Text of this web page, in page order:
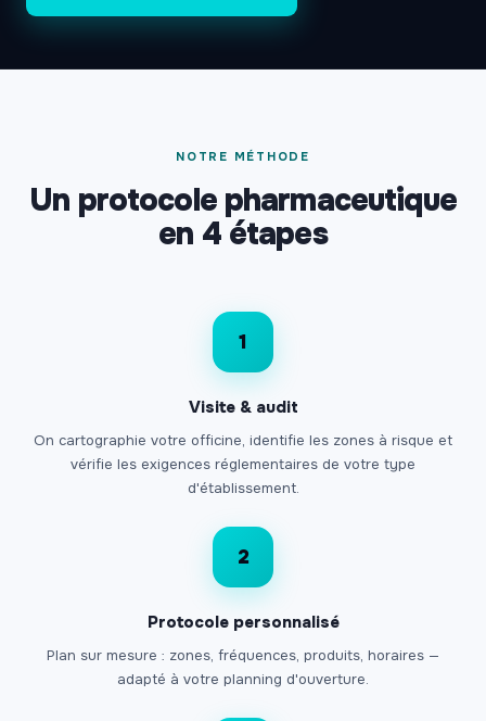
NOTRE MÉTHODE
Un protocole pharmaceutique
en 4 étapes
1
Visite & audit
On cartographie votre officine, identifie les zones à risque et
vérifie les exigences réglementaires de votre type
d'établissement.
2
Protocole personnalisé
Plan sur mesure : zones, fréquences, produits, horaires —
adapté à votre planning d'ouverture.